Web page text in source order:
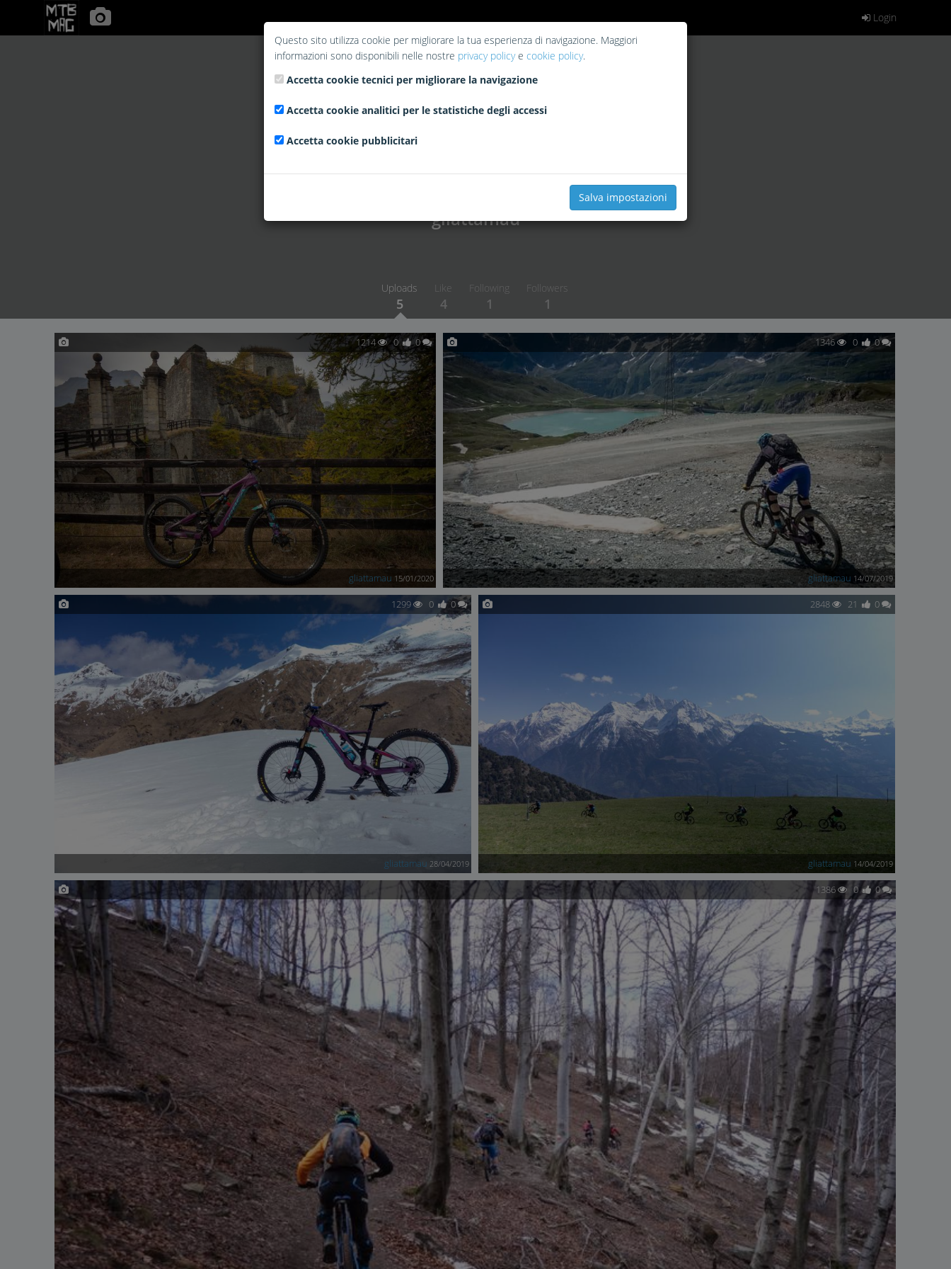
Login
gliattamau
Uploads
5
Like
4
Following
1
Followers
1
1214 0 0
gliattamau 15/01/2020
1346 0 0
gliattamau 14/07/2019
1299 0 0
gliattamau 28/04/2019
2848 21 0
gliattamau 14/04/2019
1386 0 0
Questo sito utilizza cookie per migliorare la tua esperienza di navigazione. Maggiori
informazioni sono disponibili nelle nostre privacy policye cookie policy.
Accetta cookie tecnici per migliorare la navigazione
Accetta cookie analitici per le statistiche degli accessi
Accetta cookie pubblicitari
Salva impostazioni